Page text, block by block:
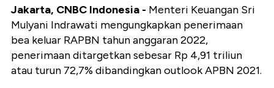
Jakarta, CNBC Indonesia - Menteri Keuangan Sri
Mulyani Indrawati mengungkapkan penerimaan
bea keluar RAPBN tahun anggaran 2022,
penerimaan ditargetkan sebesar Rp 4,91 triliun
atau turun 72,7% dibandingkan outlook APBN 2021.